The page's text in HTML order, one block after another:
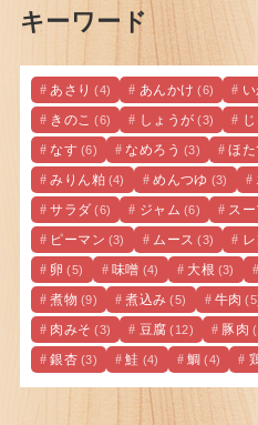
キーワード
あさり (4) あんかけ (6)
きのこ (6) しょうが (3)
なす (6) なめろう (3) ほた
みりん粕 (4) めんつゆ (3)
サラダ (6) ジャム (6) ス
ピーマン (3) ムース (3)
卵 (5) 味噌 (4) 大根 (3)
煮物 (9) 煮込み (5) 牛肉
肉みそ (3) 豆腐 (12) 豚肉
銀杏 (3) 鮭 (4) 鯛 (4)